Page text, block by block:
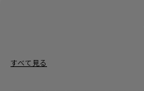
すべて見る